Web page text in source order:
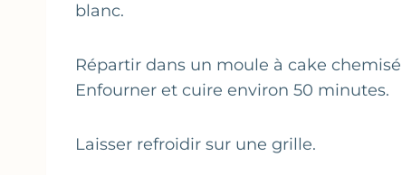
blanc.
Répartir dans un moule à cake
Enfourner et cuire environ 50 minutes.
Laisser refroidir sur une grille.